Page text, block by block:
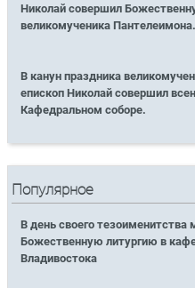
Николай совершил
великомученика Пантелеимона.
В канун праздника
епископ Николай совершил
Кафедральном соборе.
Популярное
В день своего
Божественную литургию в
Владивостока